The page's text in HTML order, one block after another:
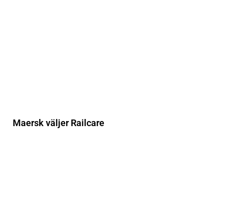
Maersk väljer Railcare